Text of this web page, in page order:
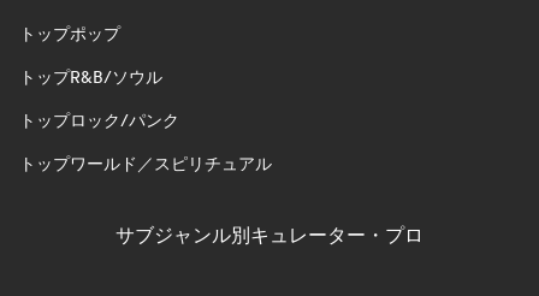
トップポップ
トップR&B/ソウル
トップロック/パンク
トップワールド／スピリチュアル
サブジャンル別キュレーター・プロ